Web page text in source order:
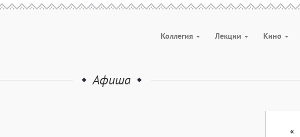
Коллегия Лекции Кино
Афиша
«